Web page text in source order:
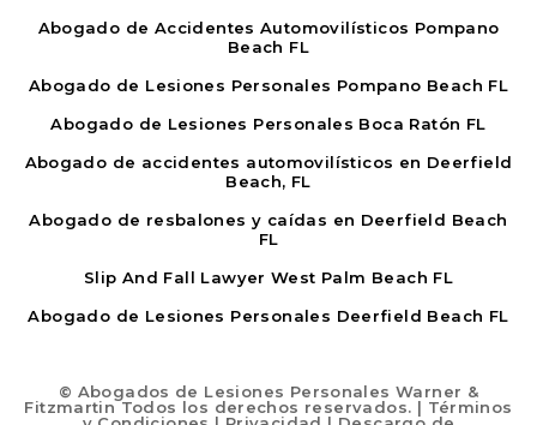
Abogado de Accidentes Automovilísticos Pompano
Beach FL
Abogado de Lesiones Personales Pompano Beach FL
Abogado de Lesiones Personales Boca Ratón FL
Abogado de accidentes automovilísticos en Deerfield
Beach, FL
Abogado de resbalones y caídas en Deerfield Beach
FL
Slip And Fall Lawyer West Palm Beach FL
Abogado de Lesiones Personales Deerfield Beach FL
© Abogados de Lesiones Personales Warner &
Fitzmartin Todos los derechos reservados. | Términos